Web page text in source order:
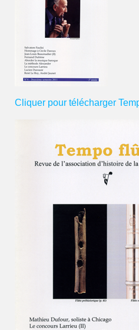
Cliquer pour télécharger